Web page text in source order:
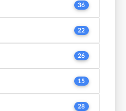
36
22
26
15
28